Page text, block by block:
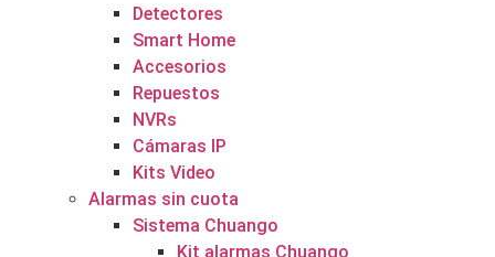
Detectores
Smart Home
Accesorios
Repuestos
NVRs
Cámaras IP
Kits Video
Alarmas sin cuota
Sistema Chuango
Kit alarmas Chuango